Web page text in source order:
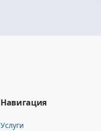
Навигация
Услуги